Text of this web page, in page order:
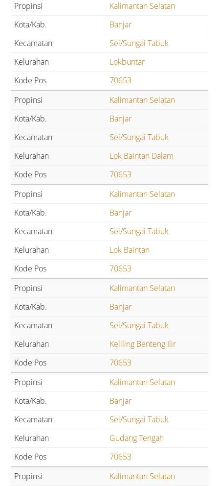
Kalimantan Selatan
Banjar
Sei/Sungai Tabuk
Lokbuntar
70653
Kalimantan Selatan
Banjar
Sei/Sungai Tabuk
Lok Baintan Dalam
70653
Kalimantan Selatan
Banjar
Sei/Sungai Tabuk
Lok Baintan
70653
Kalimantan Selatan
Banjar
Sei/Sungai Tabuk
Keliling Benteng Ilir
70653
Kalimantan Selatan
Banjar
Sei/Sungai Tabuk
Gudang Tengah
70653
Kalimantan Selatan